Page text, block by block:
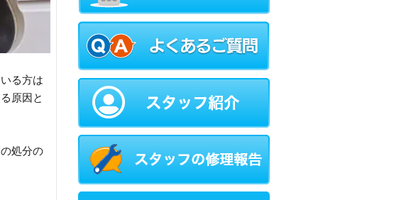
る方は
原因と
処分の